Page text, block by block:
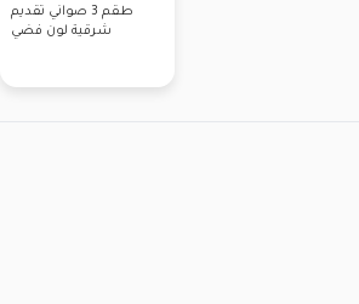
طقم 3 صواني تقديم
شرقية لون فضي